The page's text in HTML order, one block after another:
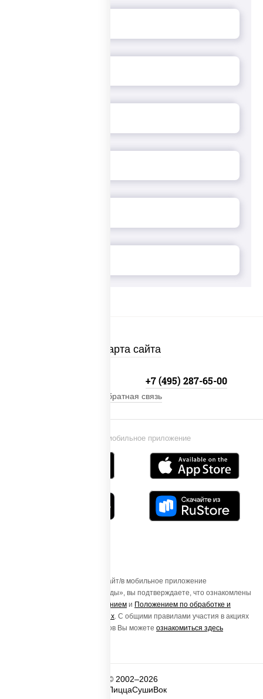
Карта сайта
Установи мобильное приложение
+7 (495) 287-65-00
Обратная связь
Осуществляя вход на этот Сайт/в мобильное приложение
«ПиццаСушиВок - доставка еды», вы подтверждаете, что ознакомлены
Пользовательским соглашением и Положением по обработке и
защите персональных данных . С общими правилами участия в акциях
и порядке получения подарков Вы можете ознакомиться здесь
© 2002–2026
ПиццаСушиВок